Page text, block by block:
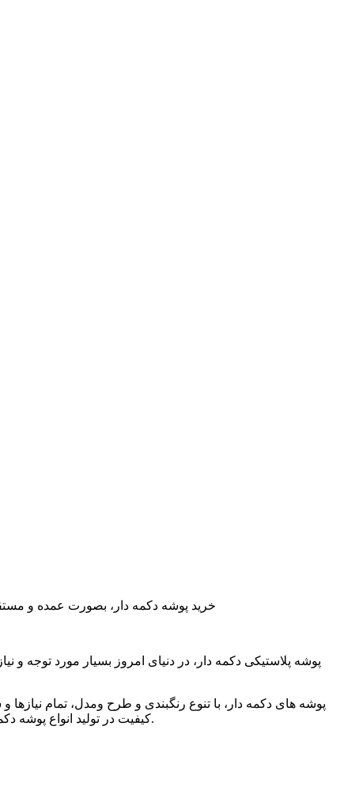
خرید پوشه دکمه دار، بصورت عمده و
پوشه پلاستیکی دکمه دار، در دنیای امروز بسیار مورد توجه و
پوشه های دکمه دار، با تنوع رنگبندی و طرح ومدل، تمام نیازها
کیفیت در تولید انواع پوشه دکمه دار استفاده میشد اما امروز به لطف و مدد طراحان و تولیدکنندگان متریال ضخیم و با کیفیت و با دوام برای تولید انواع پوشه استفاده میشود.